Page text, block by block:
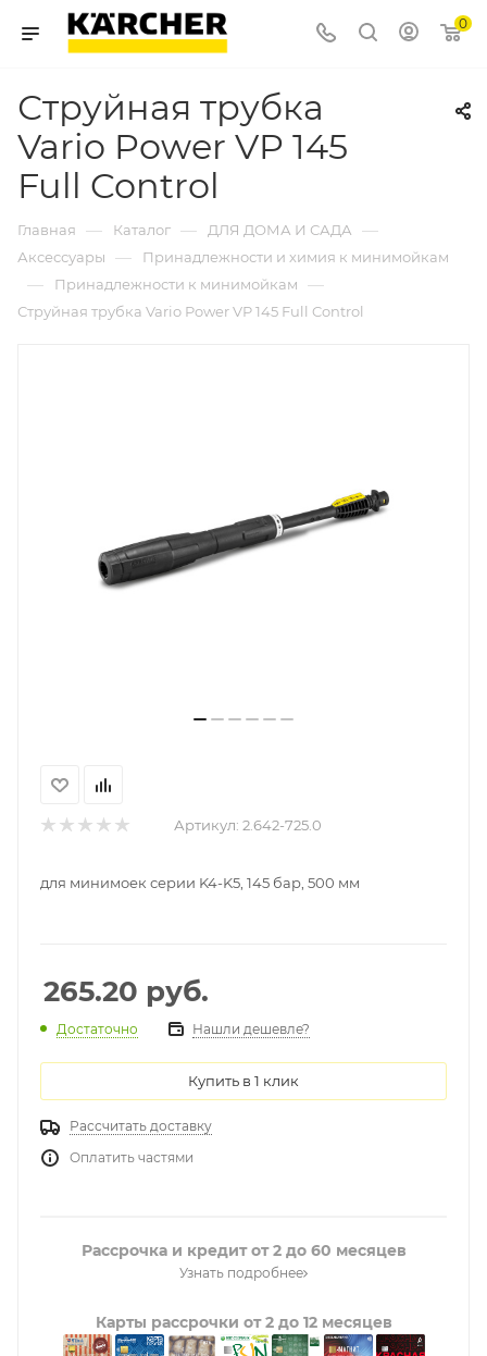
0
Струйная трубка
Vario Power VP 145
Full Control
Главная — Каталог — ДЛЯ ДОМА И САДА —
Аксессуары — Принадлежности и химия к минимойкам
— Принадлежности к минимойкам —
Струйная трубка Vario Power VP 145 Full Control
Артикул: 2.642-725.0
для минимоек серии K4-K5, 145 бар, 500 мм
265.20 руб.
Достаточно Нашли дешевле?
Купить в 1 клик
Рассчитать доставку
Оплатить частями
Рассрочка и кредит от 2 до 60 месяцев
Узнать подробнее
Карты рассрочки от 2 до 12 месяцев